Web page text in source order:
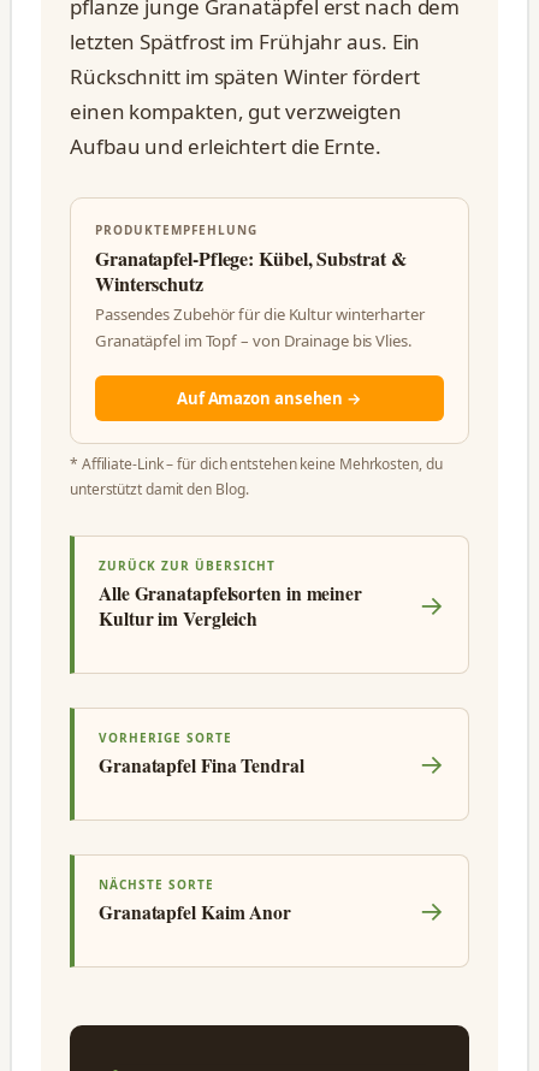
pflanze junge Granatäpfel erst nach dem
letzten Spätfrost im Frühjahr aus. Ein
Rückschnitt im späten Winter fördert
einen kompakten, gut verzweigten
Aufbau und erleichtert die Ernte.
PRODUKTEMPFEHLUNG
Granatapfel-Pflege: Kübel, Substrat &
Winterschutz
Passendes Zubehör für die Kultur winterharter
Granatäpfel im Topf – von Drainage bis Vlies.
Auf Amazon ansehen →
* Affiliate-Link – für dich entstehen keine Mehrkosten, du
unterstützt damit den Blog.
ZURÜCK ZUR ÜBERSICHT
Alle Granatapfelsorten in meiner
Kultur im Vergleich
→
VORHERIGE SORTE
Granatapfel Fina Tendral →
NÄCHSTE SORTE
Granatapfel Kaim Anor →